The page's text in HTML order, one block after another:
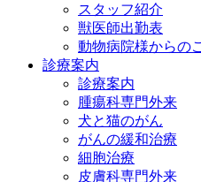
スタッフ紹介
獣医師出勤表
動物病院様からの
診療案内
診療案内
腫瘍科専門外来
犬と猫のがん
がんの緩和治療
細胞治療
皮膚科専門外来